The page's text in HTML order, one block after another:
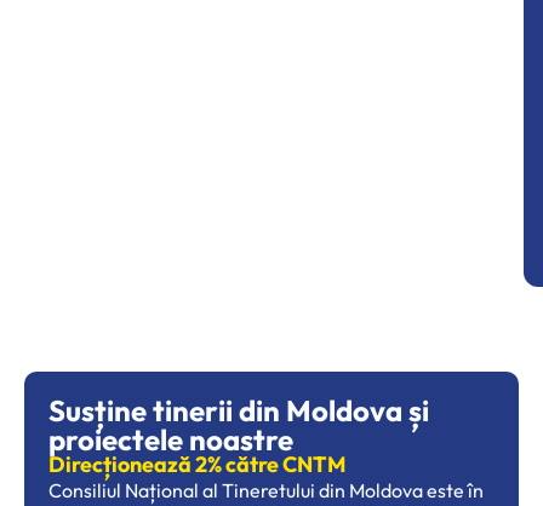
Susține tinerii din Moldova și
proiectele noastre
Direcționează 2% către CNTM
Consiliul Național al Tineretului din Moldova este în